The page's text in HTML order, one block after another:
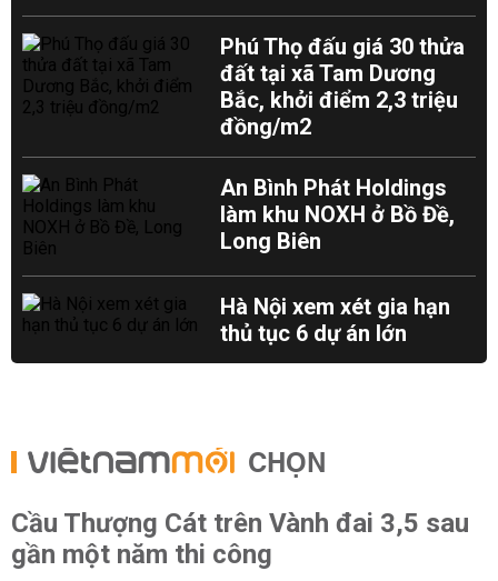
Phú Thọ đấu giá 30 thửa
đất tại xã Tam Dương
Bắc, khởi điểm 2,3 triệu
đồng/m2
An Bình Phát Holdings
làm khu NOXH ở Bồ Đề,
Long Biên
Hà Nội xem xét gia hạn
thủ tục 6 dự án lớn
CHỌN
Cầu Thượng Cát trên Vành đai 3,5 sau
gần một năm thi công